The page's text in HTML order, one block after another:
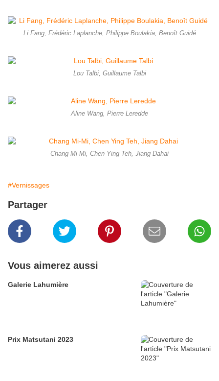
Li Fang, Frédéric Laplanche, Philippe Boulakia, Benoît Guidé
Lou Talbi, Guillaume Talbi
Aline Wang, Pierre Leredde
Chang Mi-Mi, Chen Ying Teh, Jiang Dahai
#Vernissages
Partager
Vous aimerez aussi
Galerie Lahumière
Prix Matsutani 2023